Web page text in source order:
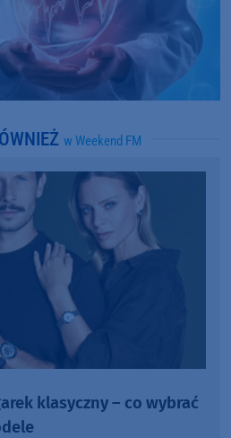
w Weekend FM
klasyczny – co wybrać